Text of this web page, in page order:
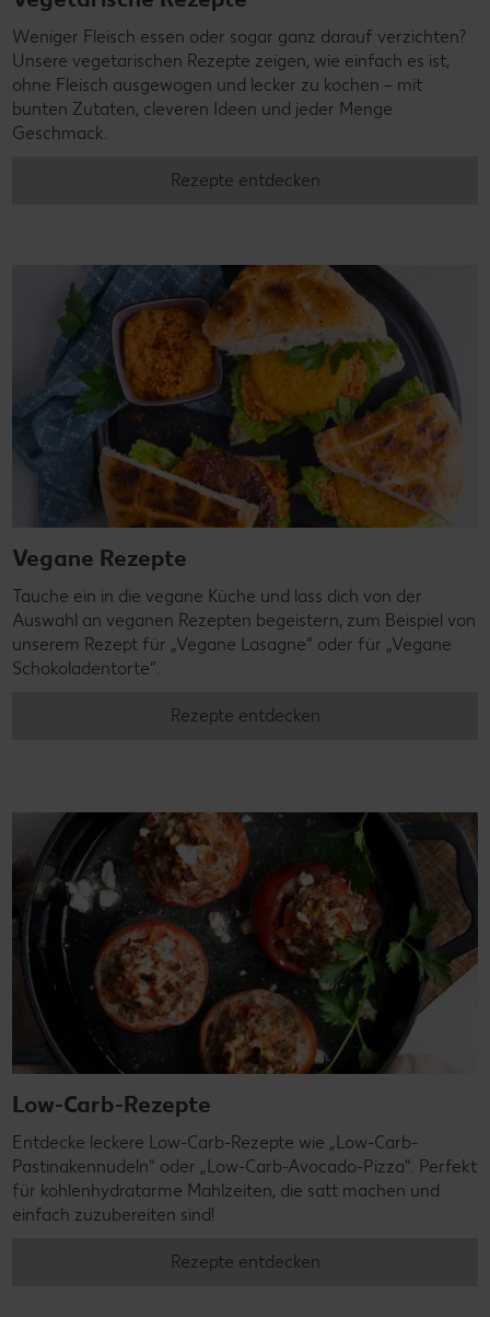
Weniger Fleisch essen oder sogar ganz darauf verzichten?
Unsere vegetarischen Rezepte zeigen, wie einfach es ist,
ohne Fleisch ausgewogen und lecker zu kochen – mit
bunten Zutaten, cleveren Ideen und jeder Menge
Geschmack.
Rezepte entdecken
Vegane Rezepte
Tauche ein in die vegane Küche und lass dich von der
Auswahl an veganen Rezepten begeistern, zum Beispiel von
unserem Rezept für „Vegane Lasagne“ oder für „Vegane
Schokoladentorte“.
Rezepte entdecken
Low-Carb-Rezepte
Entdecke leckere Low-Carb-Rezepte wie „Low-Carb-
Pastinakennudeln" oder „Low-Carb-Avocado-Pizza". Perfekt
für kohlenhydratarme Mahlzeiten, die satt machen und
einfach zuzubereiten sind!
Rezepte entdecken